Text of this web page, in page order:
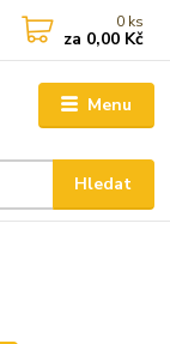
Menu
Hledat
0 ks
za 0,00 Kč